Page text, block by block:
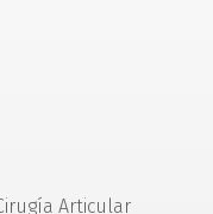
Articular